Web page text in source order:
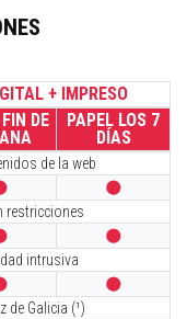
+ IMPRESO
DE
PAPEL LOS 7
DÍAS
de la web

restricciones

intrusiva

de Galicia (¹)